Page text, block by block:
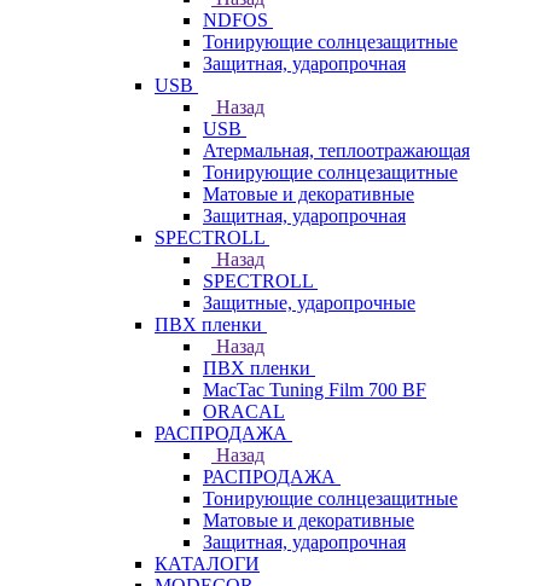
NDFOS
Тонирующие солнцезащитные
Защитная, ударопрочная
USB
Назад
USB
Атермальная, теплоотражающая
Тонирующие солнцезащитные
Матовые и декоративные
Защитная, ударопрочная
SPECTROLL
Назад
SPECTROLL
Защитные, ударопрочные
ПВХ пленки
Назад
ПВХ пленки
MacTac Tuning Film 700 BF
ORACAL
РАСПРОДАЖА
Назад
РАСПРОДАЖА
Тонирующие солнцезащитные
Матовые и декоративные
Защитная, ударопрочная
КАТАЛОГИ